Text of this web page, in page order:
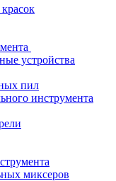
устройства
пил
инструмента
миксеров